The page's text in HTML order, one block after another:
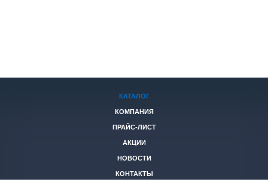
КАТАЛОГ
КОМПАНИЯ
ПРАЙС-ЛИСТ
АКЦИИ
НОВОСТИ
КОНТАКТЫ